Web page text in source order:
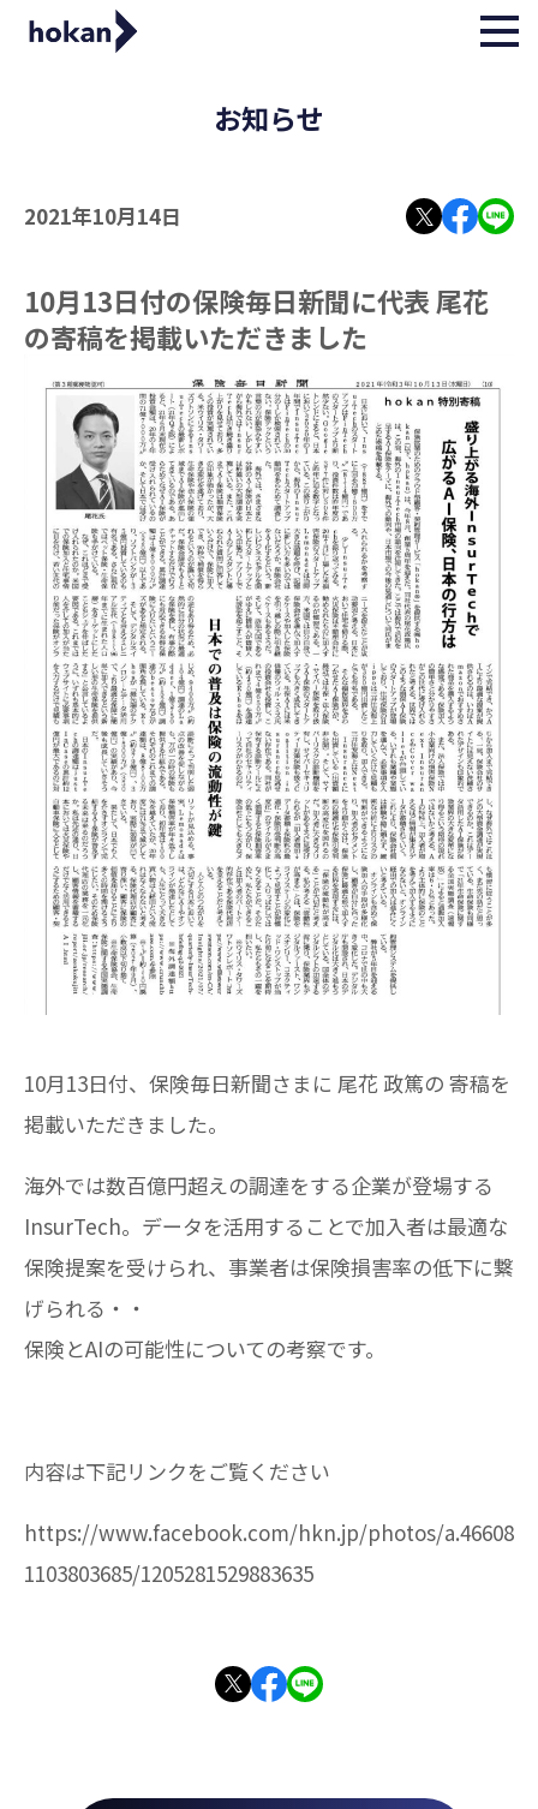
お知らせ
2021年10月14日
10月13日付の保険毎日新聞に代表 尾花
の寄稿を掲載いただきました
10月13日付、保険毎日新聞さまに 尾花 政篤の 寄稿を
掲載いただきました。
海外では数百億円超えの調達をする企業が登場する
InsurTech。データを活用することで加入者は最適な
保険提案を受けられ、事業者は保険損害率の低下に繋
げられる・・
保険とAIの可能性についての考察です。
内容は下記リンクをご覧ください
https://www.facebook.com/hkn.jp/photos/a.46608
1103803685/1205281529883635